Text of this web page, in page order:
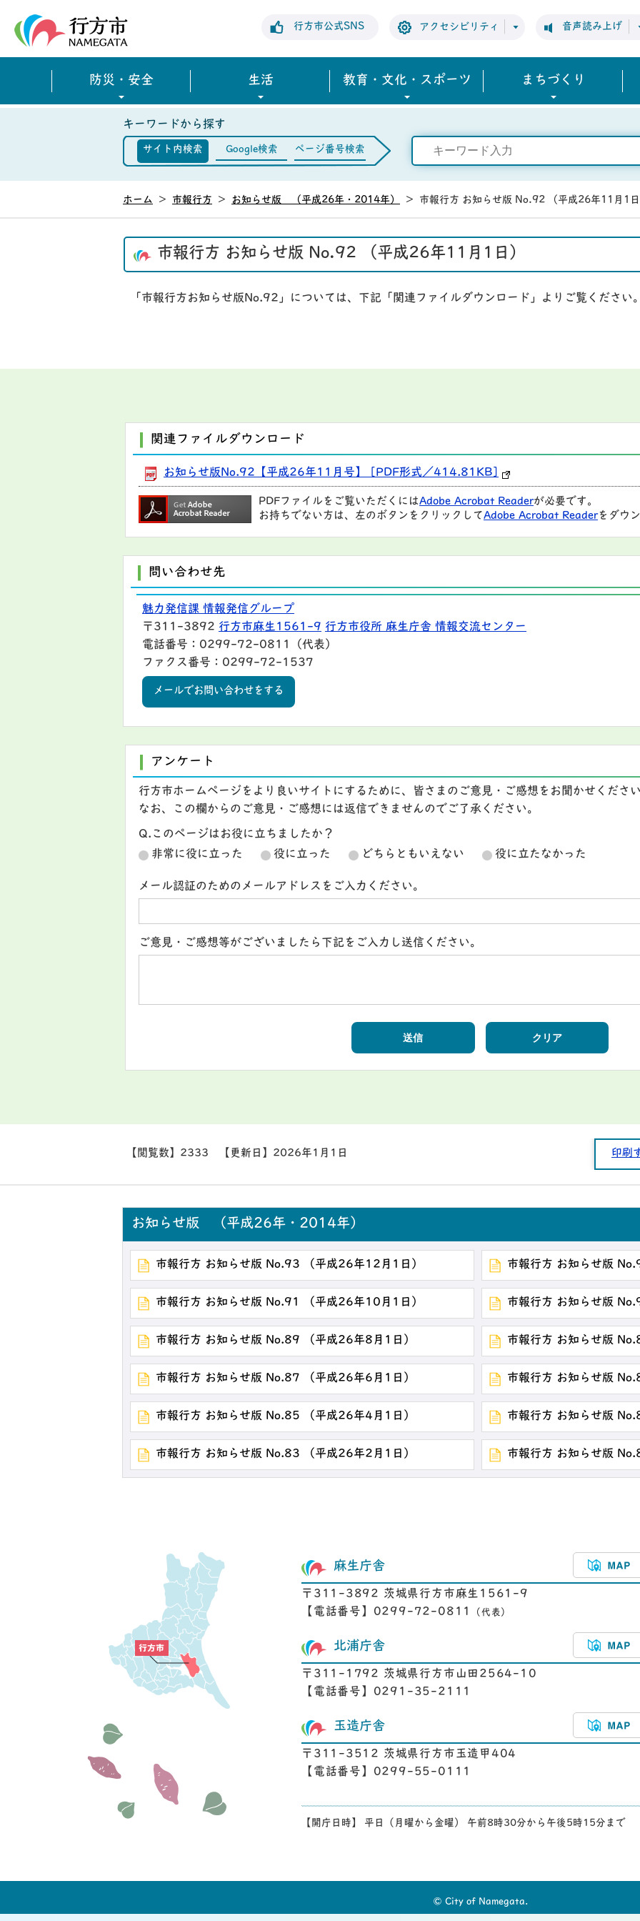
行方市公式SNS アクセシビリティ 音声読み上げ
防災・安全 生活 教育・文化・スポーツ まちづくり
キーワードから探す
サイト内検索 Google検索 ページ番号検索
ホーム > 市報行方 > お知らせ版 （平成26年・2014年） > 市報行方 お知らせ版 No.92 （平成26年11月1
市報行方 お知らせ版 No.92 （平成26年11月1日）
「市報行方お知らせ版No.92」については、下記「関連ファイルダウンロード」よりご覧ください
関連ファイルダウンロード
お知らせ版No.92【平成26年11月号】 [PDF形式／414.81KB]
PDFファイルをご覧いただくにはAdobe Acrobat Readerが必要です。
お持ちでない方は、左のボタンをクリックして Adobe Acrobat Readerをダウ
問い合わせ先
魅力発信課 情報発信グループ
〒311-3892 行方市麻生1561-9 行方市役所 麻生庁舎 情報交流センター
電話番号：0299-72-0811（代表）
ファクス番号：0299-72-1537
メールでお問い合わせをする
アンケート
行方市ホームページをより良いサイトにするために、皆さまのご意見・ご感想をお聞かせくださ
なお、この欄からのご意見・ご感想には返信できませんのでご了承ください。
Q.このページはお役に立ちましたか？
非常に役に立った
役に立った どちらともいえない 役に立たなかった
メール認証のためのメールアドレスをご入力ください。
ご意見・ご感想等がございましたら下記をご入力し送信ください。
【閲覧数】 2333 【更新日】 2026年1月1日 印刷
お知らせ版 （平成26年・2014年）
市報行方 お知らせ版 No.93 （平成26年12月1日） 市報行方 お知らせ版
市報行方 お知らせ版 No.91 （平成26年10月1日） 市報行方 お知らせ版
市報行方 お知らせ版 No.89 （平成26年8月1日） 市報行方 お知らせ版
市報行方 お知らせ版 No.87 （平成26年6月1日） 市報行方 お知らせ版
市報行方 お知らせ版 No.85 （平成26年4月1日） 市報行方 お知らせ版
市報行方 お知らせ版 No.83 （平成26年2月1日） 市報行方 お知らせ版
麻生庁舎
〒311-3892 茨城県行方市麻生1561-9
【電話番号】0299-72-0811
（代表）
北浦庁舎
〒311-1792 茨城県行方市山田2564-10
【電話番号】0291-35-2111
玉造庁舎
〒311-3512 茨城県行方市玉造甲404
【電話番号】0299-55-0111
【開庁日時】 平日（月曜から金曜） 午前8時30分から午後5時15分まで
© City of Namegata.